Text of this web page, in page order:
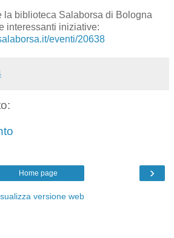
la biblioteca Salaborsa di Bologna
interessanti iniziative:
eventi/20638
›
Home page
versione web